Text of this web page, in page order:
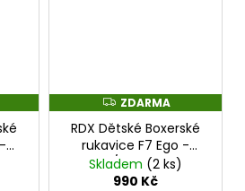
Z
D
A
R
M
A
ZDARMA
RDX Dětské Boxerské
rukavice F7 Ego -
černo/zlaté - BGR-
F7BGL
Skladem (2 ks)
990 Kč